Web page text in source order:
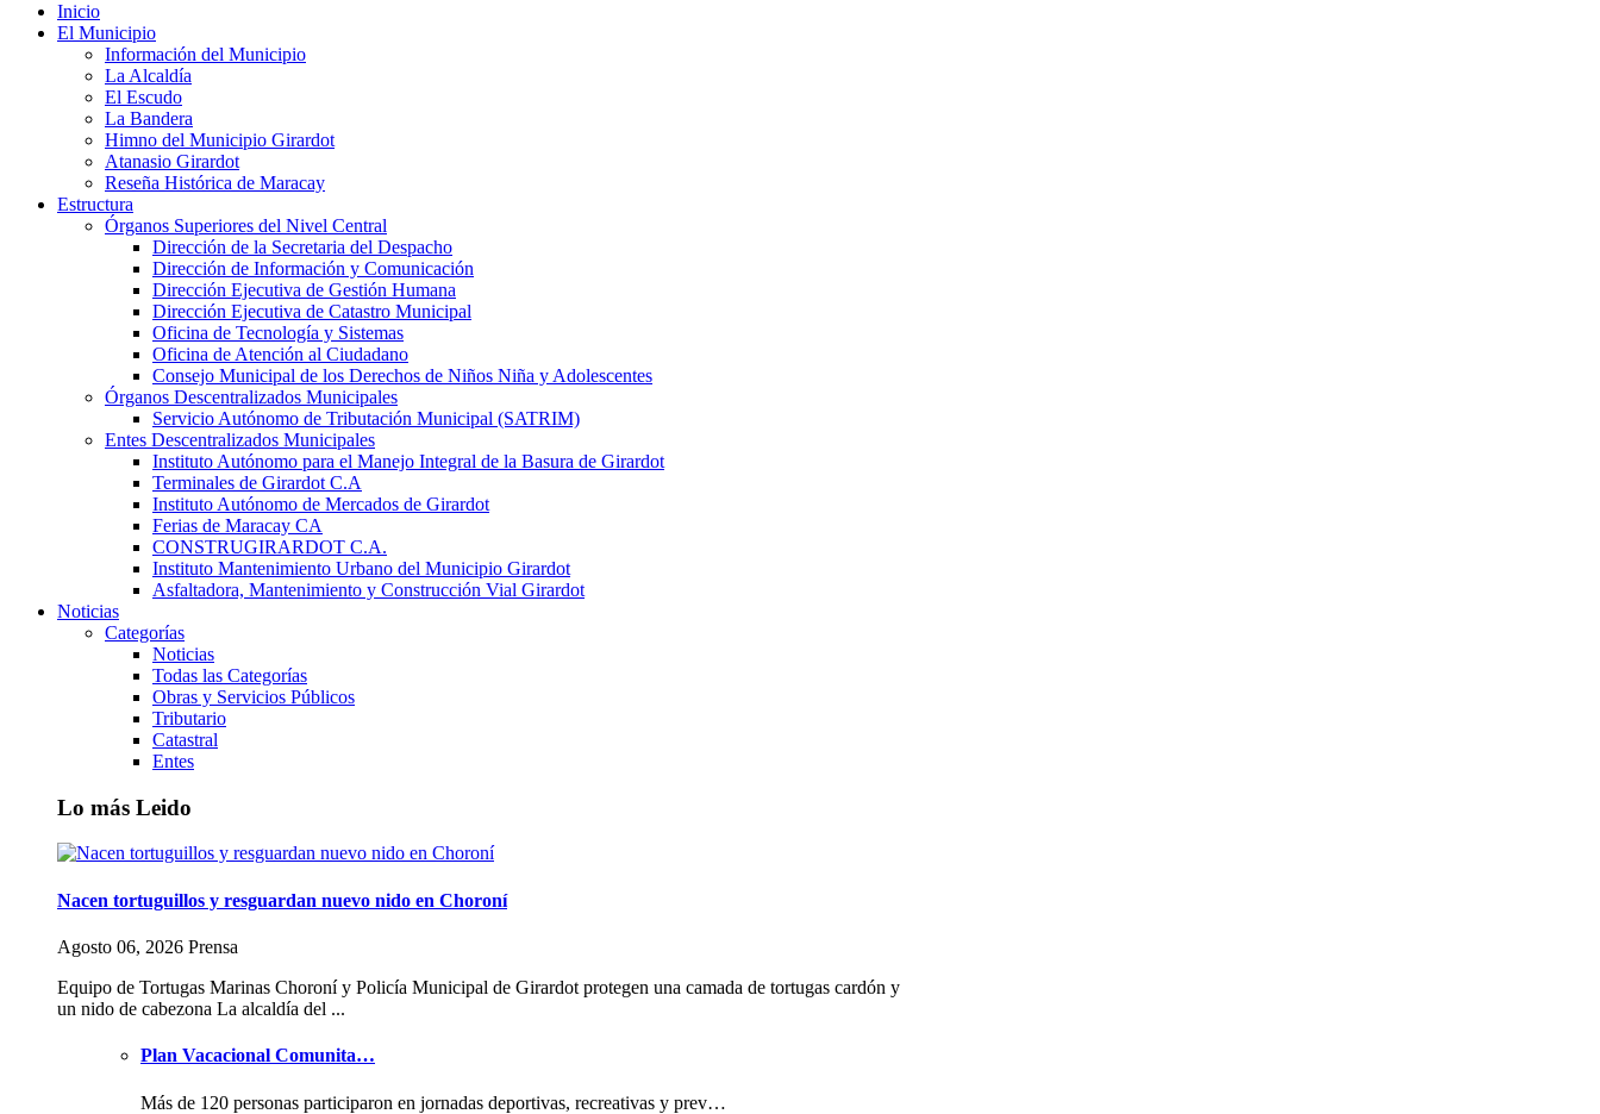
Inicio
El Municipio
Información del Municipio
La Alcaldía
El Escudo
La Bandera
Himno del Municipio Girardot
Atanasio Girardot
Reseña Histórica de Maracay
Estructura
Órganos Superiores del Nivel Central
Dirección de la Secretaria del Despacho
Dirección de Información y Comunicación
Dirección Ejecutiva de Gestión Humana
Dirección Ejecutiva de Catastro Municipal
Oficina de Tecnología y Sistemas
Oficina de Atención al Ciudadano
Consejo Municipal de los Derechos de Niños Niña y Adolescentes
Órganos Descentralizados Municipales
Servicio Autónomo de Tributación Municipal (SATRIM)
Entes Descentralizados Municipales
Instituto Autónomo para el Manejo Integral de la Basura de Girardot
Terminales de Girardot C.A
Instituto Autónomo de Mercados de Girardot
Ferias de Maracay CA
CONSTRUGIRARDOT C.A.
Instituto Mantenimiento Urbano del Municipio Girardot
Asfaltadora, Mantenimiento y Construcción Vial Girardot
Noticias
Categorías
Noticias
Todas las Categorías
Obras y Servicios Públicos
Tributario
Catastral
Entes
Lo más Leido
Nacen tortuguillos y resguardan nuevo nido en Choroní
Agosto 06, 2026 Prensa
Equipo de Tortugas Marinas Choroní y Policía Municipal de Girardot protegen una camada de tortugas cardón y
un nido de cabezona La alcaldía del ...
Plan Vacacional Comunita…
Más de 120 personas participaron en jornadas deportivas, recreativas y prev…